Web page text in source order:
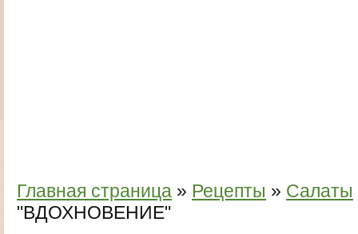
Главная страница » Рецепты » Салаты
"ВДОХНОВЕНИЕ"